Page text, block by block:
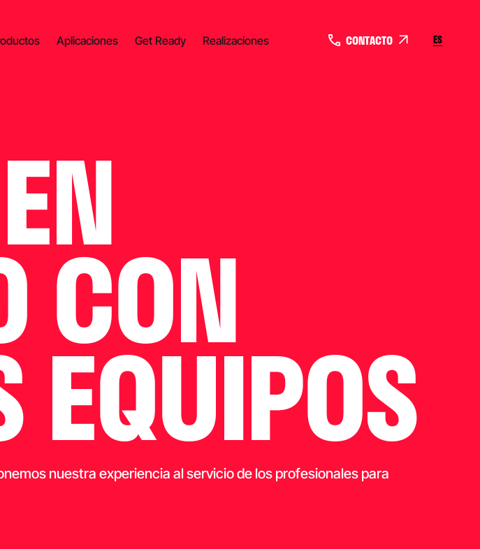
Aplicaciones Get Ready Realizaciones CONTACTO ES
CON
EQUIPOS
nuestra experiencia al servicio de los profesionales para